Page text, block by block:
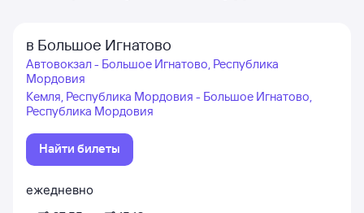
в Большое Игнатово
Автовокзал - Большое Игнатово, Республика
Мордовия
Кемля, Республика Мордовия - Большое Игнатово,
Республика Мордовия
Найти билеты
ежедневно